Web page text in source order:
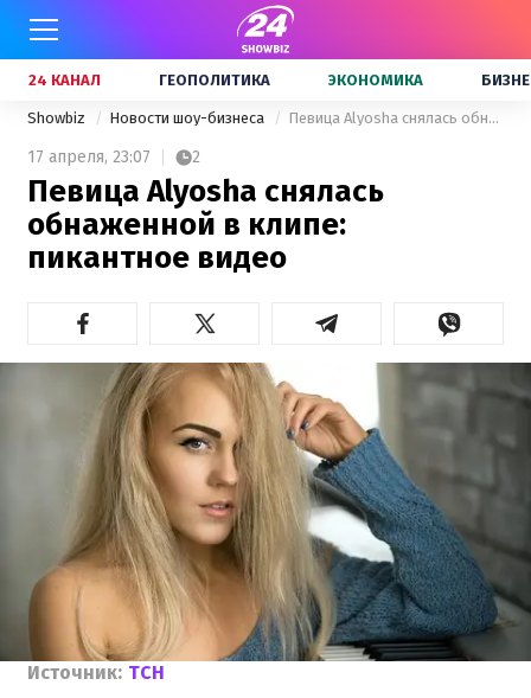
24 КАНАЛ ГЕОПОЛИТИКА ЭКОНОМИКА
Showbiz Новости шоу-бизнеса Певица Alyosha снялась обнаженной в клипе: пикантное видео
17 апреля, 23:07 2
Певица Alyosha снялась
обнаженной в клипе:
пикантное видео
Источник: ТСН